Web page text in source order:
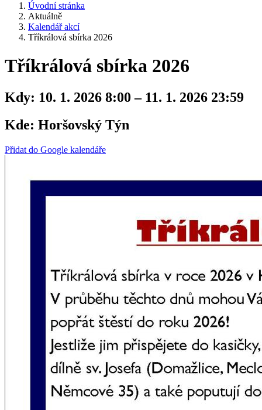
Úvodní stránka
Aktuálně
Kalendář akcí
Tříkrálová sbírka 2026
Tříkrálová sbírka 2026
Kdy: 10. 1. 2026 8:00 – 11. 1. 2026 23:59
Kde: Horšovský Týn
Přidat do Google kalendáře